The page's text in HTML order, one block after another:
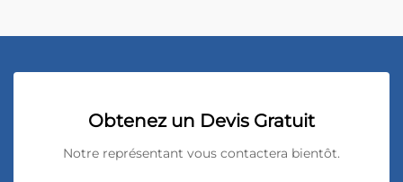
Obtenez un Devis Gratuit
Notre représentant vous contactera bientôt.